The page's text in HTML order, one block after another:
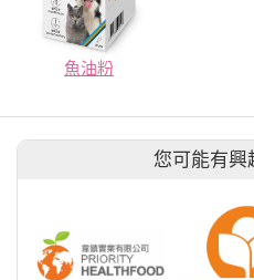
魚油粉
您可能有興